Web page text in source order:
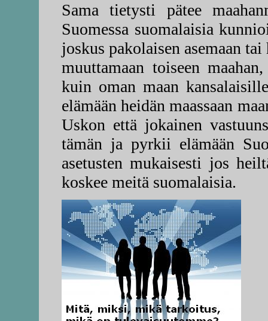
Sama tietysti pätee
Suomessa suomalaisia
joskus pakolaisen asemaan
muuttamaan toiseen
kuin oman maan
elämään heidän maassaan
Uskon että jokainen
tämän ja pyrkii elämään
asetusten mukaisesti jos
koskee meitä suomalaisia.